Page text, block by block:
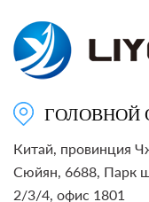
ГОЛОВНОЙ
Китай, провинция
Сюйян, 6688, Парк
2/3/4, офис 1801